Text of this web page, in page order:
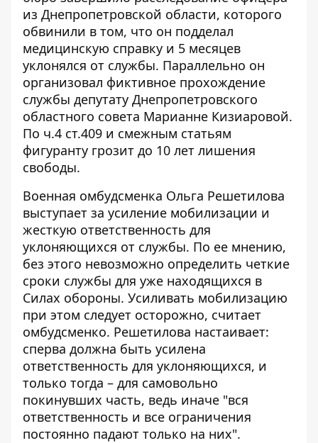
из Днепропетровской области, которого
обвинили в том, что он подделал
медицинскую справку и 5 месяцев
уклонялся от службы. Параллельно он
организовал фиктивное прохождение
службы депутату Днепропетровского
областного совета Марианне Кизиаровой.
По ч.4 ст.409 и смежным статьям
фигуранту грозит до 10 лет лишения
свободы.
Военная омбудсменка Ольга Решетилова
выступает за усиление мобилизации и
жесткую ответственность для
уклоняющихся от службы. По ее мнению,
без этого невозможно определить четкие
сроки службы для уже находящихся в
Силах обороны. Усиливать мобилизацию
при этом следует осторожно, считает
омбудсменко. Решетилова настаивает:
сперва должна быть усилена
ответственность для уклоняющихся, и
только тогда – для самовольно
покинувших часть, ведь иначе "вся
ответственность и все ограничения
постоянно падают только на них".